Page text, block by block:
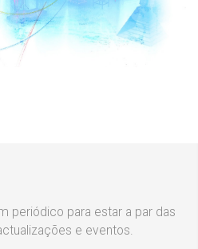
periódico para estar a par das
e eventos.